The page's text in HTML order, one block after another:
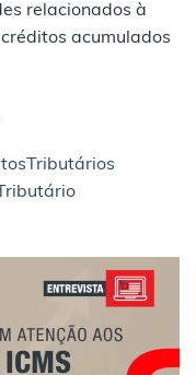
relacionados à
acumulados